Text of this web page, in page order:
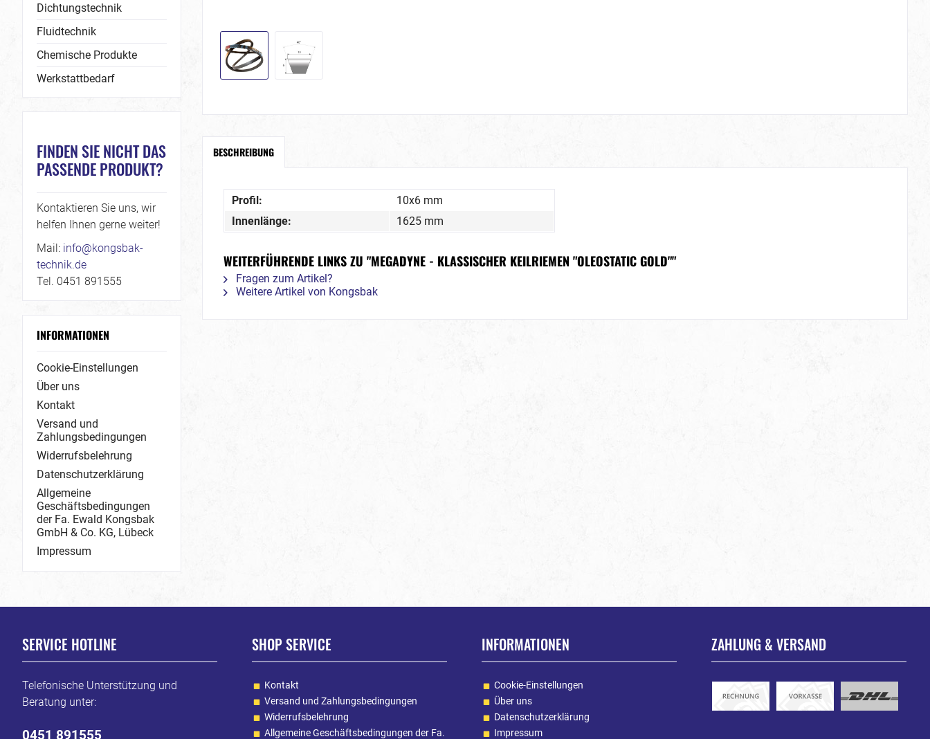
Dichtungstechnik
Fluidtechnik
Chemische Produkte
Werkstattbedarf
FINDEN SIE NICHT DAS
PASSENDE PRODUKT?
Kontaktieren Sie uns, wir
helfen Ihnen gerne weiter!
Mail: info@kongsbak-
technik.de
Tel. 0451 891555
INFORMATIONEN
Cookie-Einstellungen
Über uns
Kontakt
Versand und
Zahlungsbedingungen
Widerrufsbelehrung
Datenschutzerklärung
Allgemeine
Geschäftsbedingungen
der Fa. Ewald Kongsbak
GmbH & Co. KG, Lübeck
Impressum
BESCHREIBUNG
Profil:
10x6 mm
Innenlänge:
1625 mm
WEITERFÜHRENDE LINKS ZU "MEGADYNE - KLASSISCHER KEILRIEMEN "OLEOSTATIC GOLD""
Fragen zum Artikel?
Weitere Artikel von Kongsbak
SERVICE HOTLINE
Telefonische Unterstützung und
Beratung unter:
0451 891555
SHOP SERVICE
Kontakt
Versand und Zahlungsbedingungen
Widerrufsbelehrung
Allgemeine Geschäftsbedingungen der Fa.
INFORMATIONEN
Cookie-Einstellungen
Über uns
Datenschutzerklärung
Impressum
ZAHLUNG & VERSAND